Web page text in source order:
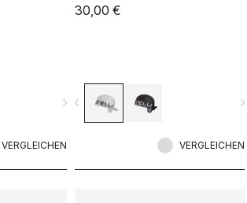
navigate_next
VERGLEICHEN
30,00 €
navigate_before
VERGLEICHEN